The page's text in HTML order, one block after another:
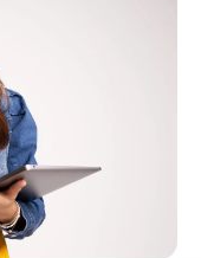
Sula,
Administrativos